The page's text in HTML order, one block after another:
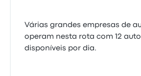
Várias grandes empresas de
operam nesta rota com 12
disponíveis por dia.